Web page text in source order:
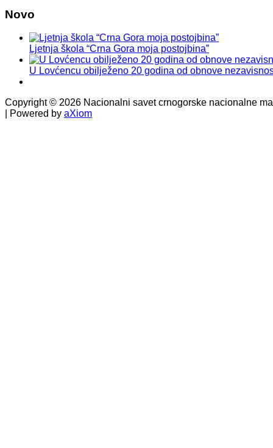
Novo
Ljetnja škola “Crna Gora moja postojbina”
U Lovćencu obilježeno 20 godina od obnove
Copyright © 2026 Nacionalni savet crnogorske nacionalne
| Powered by aXiom